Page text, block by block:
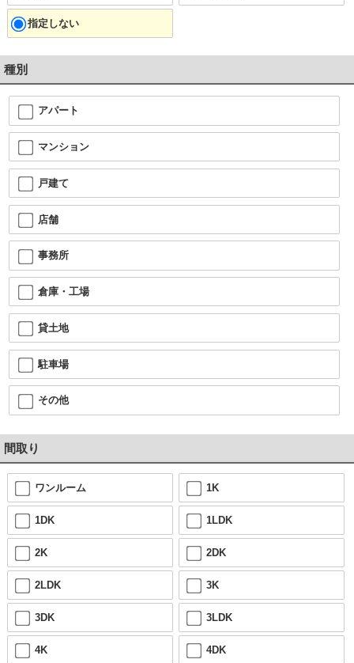
指定しない
種別
アパート
マンション
戸建て
店舗
事務所
倉庫・工場
貸土地
駐車場
その他
間取り
ワンルーム 1K
1DK 1LDK
2K 2DK
2LDK 3K
3DK 3LDK
4K 4DK